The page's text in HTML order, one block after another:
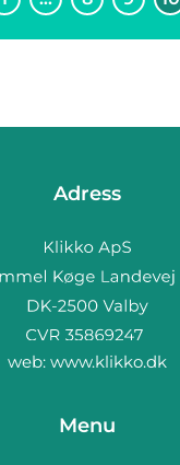
Adress
web: www.klikko.dk
Menu